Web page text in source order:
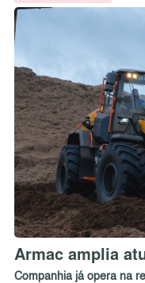
Armac amplia
Companhia já opera na